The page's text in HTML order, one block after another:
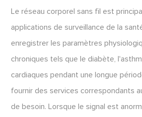
Le réseau corporel sans fil est
applications de surveillance de la
enregistrer les paramètres
chroniques tels que le diabète,
cardiaques pendant une longue
fournir des services correspondants
de besoin. Lorsque le signal est